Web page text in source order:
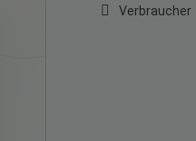
Verbraucher